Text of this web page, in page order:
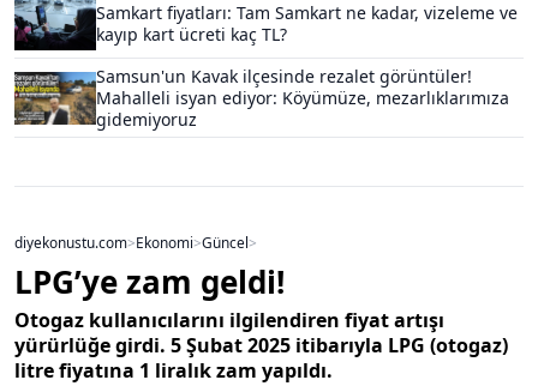
Samkart fiyatları: Tam Samkart ne kadar, vizeleme ve
kayıp kart ücreti kaç TL?
Samsun'un Kavak ilçesinde rezalet görüntüler!
Mahalleli isyan ediyor: Köyümüze, mezarlıklarımıza
gidemiyoruz
diyekonustu.com>Ekonomi>Güncel>
LPG’ye zam geldi!
Otogaz kullanıcılarını ilgilendiren fiyat artışı
yürürlüğe girdi. 5 Şubat 2025 itibarıyla LPG (otogaz)
litre fiyatına 1 liralık zam yapıldı.